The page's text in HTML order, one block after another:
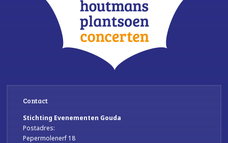
Contact
Stichting Evenementen Gouda
Postadres:
Pepermolenerf 18